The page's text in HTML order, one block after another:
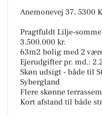
Anemonevej 37, 5300
Pragtfuldt Lilje-
3.500.000 kr.
63m2 bolig med 2
Ejerudgifter pr. md.:
Skøn udsigt - både til
Sybergland
Flere skønne
Kort afstand til både